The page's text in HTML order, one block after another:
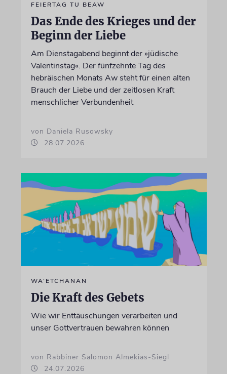
FEIERTAG TU BEAW
Das Ende des Krieges und der
Beginn der Liebe
Am Dienstagabend beginnt der »jüdische
Valentinstag«. Der fünfzehnte Tag des
hebräischen Monats Aw steht für einen alten
Brauch der Liebe und der zeitlosen Kraft
menschlicher Verbundenheit
von Daniela Rusowsky
28.07.2026
WA’ETCHANAN
Die Kraft des Gebets
Wie wir Enttäuschungen verarbeiten und
unser Gottvertrauen bewahren können
von Rabbiner Salomon Almekias-Siegl
24.07.2026